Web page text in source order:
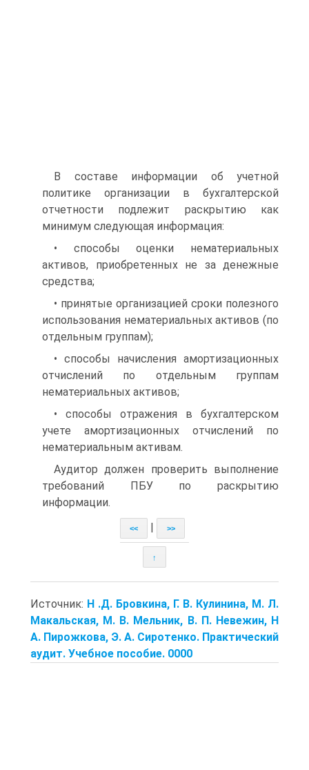
В составе информации об учетной
политике организации в бухгалтерской
отчетности подлежит раскрытию как
минимум следующая информация:
• способы оценки нематериальных
активов, приобретенных не за денежные
средства;
• принятые организацией сроки полезного
использования нематериальных активов (по
отдельным группам);
• способы начисления амортизационных
отчислений по отдельным группам
нематериальных активов;
• способы отражения в бухгалтерском
учете амортизационных отчислений по
нематериальным активам.
Аудитор должен проверить выполнение
требований ПБУ по раскрытию
информации.
<< >>
↑
Источник: Н .Д. Бровкина, Г. В. Кулинина, М. Л.
Макальская, М. В. Мельник, В. П. Невежин, Н
А. Пирожкова, Э. А. Сиротенко. Практический
аудит. Учебное пособие. 0000